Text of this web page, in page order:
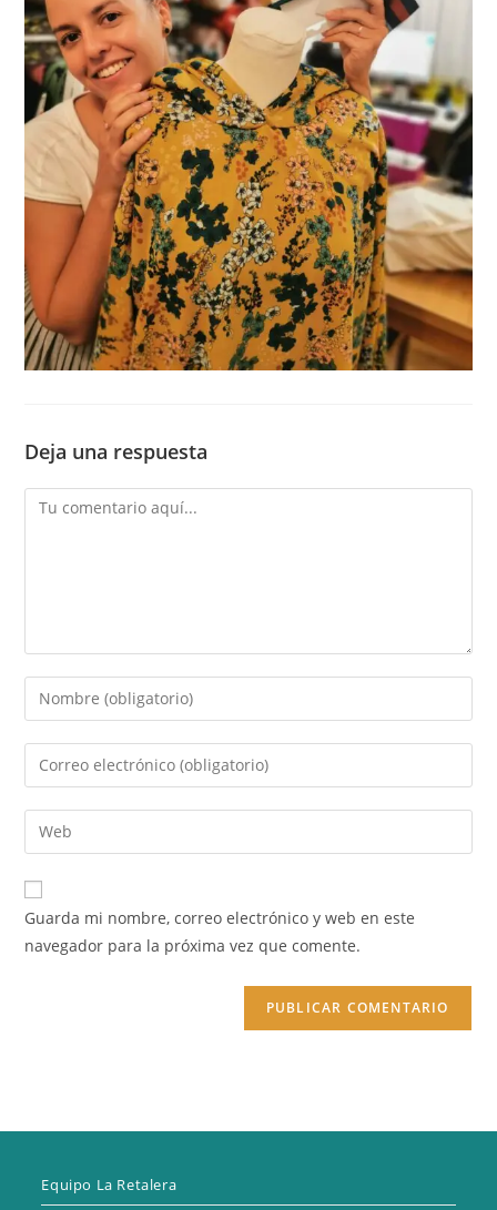
Deja una respuesta
Comentario
Introduce
tu
nombre
de
usuario
para
comentar
Introduce
tu
dirección
de
electrónico
para
comentar
Introduce
la
URL
de
Guarda mi nombre, correo electrónico y web en este
navegador para la próxima vez que comente.
Equipo La Retalera